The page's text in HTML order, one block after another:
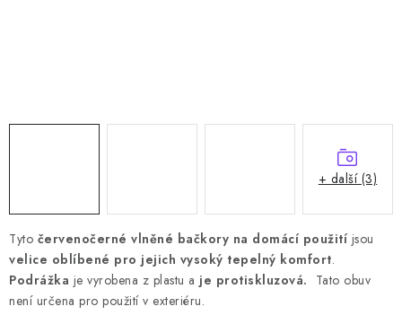
Tyto červenočerné vlněné bačkory na domácí použití jsou
velice oblíbené pro jejich vysoký tepelný komfort.
Podrážka je vyrobena z plastu a je protiskluzová. Tato obuv
není určena pro použití v exteriéru.
+ další (3)